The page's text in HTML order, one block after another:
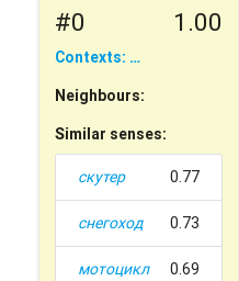
#0 1.00
Contexts: …
Neighbours:
Similar senses:
скутер 0.77
снегоход 0.73
мотоцикл 0.69